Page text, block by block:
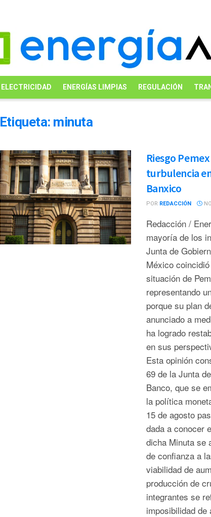
ELECTRICIDAD ENERGÍAS LIMPIAS REGULACIÓN
Etiqueta: minuta
Riesgo
turbulencia
Banxico
POR REDACCIÓN
Redacción /
mayoría de los
Junta de
México
situación de
representando
porque su plan
anunciado a
ha logrado
en sus
Esta opinión
69 de la Junta
Banco, que se
la política
15 de agosto
dada a conocer
dicha Minuta se
de confianza a
viabilidad de
producción de
integrantes se
imposibilidad